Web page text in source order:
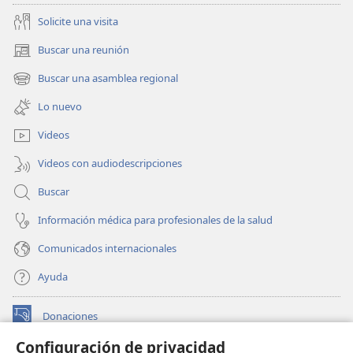
Configuración de privacidad
Solicite una visita
Buscar una reunión
(abre
una
nueva
ventana)
Buscar una asamblea regional
(abre
una
nueva
ventana)
Lo nuevo
Videos
Videos con audiodescripciones
Buscar
Información médica para profesionales de la salud
Comunicados internacionales
Ayuda
Donaciones
(abre